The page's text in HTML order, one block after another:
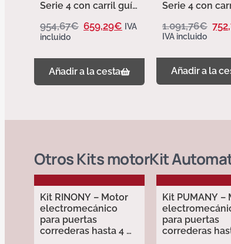
Serie 4 con carril guía
954,67€ 659,29€ IVA
incluido
Añadir a la cesta
Serie 4 con
1.091,76€
IVA incluido
Añadir a la
OtrosKits motorKit
Kit RINONY – Motor
electromecánico
para puertas
correderas hasta 4 m
Kit PUMANY –
para puertas
correderas